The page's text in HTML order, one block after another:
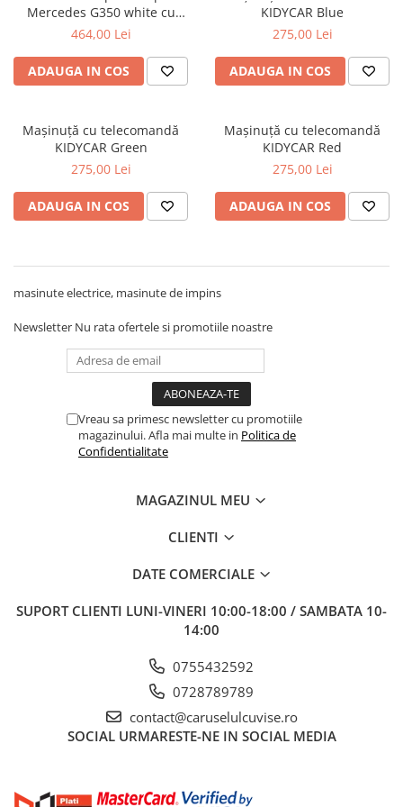
Baldachine
Carusele si lampi de veghe
Covorase de joaca
Decoratiuni si alte articole
Fotolii alaptat
Fotolii si scaune copii
Accesorii Leagane
Balansoare bebelusi
Leagane electrice
Lenjerii de pat
Saltele masa de infasat
Monitorizare video
Protectie saltea patut
Saltele120x60 cm
Saltelute de activitati
Umidificatore
Genti plimbare/scutece
Rucsac transport copii
Accesorii scaune auto
Carucioare Reversibile
MARSUPII
Oglinzi retrovizoare
Scaune rotative
Jucării de plus
Universul Grimms
Cosmetice naturale
Halate si Prosoape
Ingrijire bebelusi
Jucarii de baie
Ochelari de soare copii
Incaltaminte
Baieti
Paturi si museline
Perne anti-colici
Saci de dormit
Scutece premium
Sisteme de infasare
Mercedes G350 white cu
maner si copertina
464,00 Lei
ADAUGA IN COS
KIDYCAR Blue
275,00 Lei
ADAUGA IN COS
Mașinuță cu telecomandă
KIDYCAR Green
275,00 Lei
ADAUGA IN COS
Mașinuță cu telecomandă
KIDYCAR Red
275,00 Lei
ADAUGA IN COS
masinute electrice, masinute de impins
Newsletter Nu rata ofertele si promotiile noastre
Vreau sa primesc newsletter cu promotiile
magazinului. Afla mai multe in Politica de
Confidentialitate
MAGAZINUL MEU
CLIENTI
DATE COMERCIALE
SUPORT CLIENTI LUNI-VINERI 10:00-18:00 / SAMBATA 10-
14:00
0755432592
0728789789
contact@caruselulcuvise.ro
SOCIAL URMARESTE-NE IN SOCIAL MEDIA